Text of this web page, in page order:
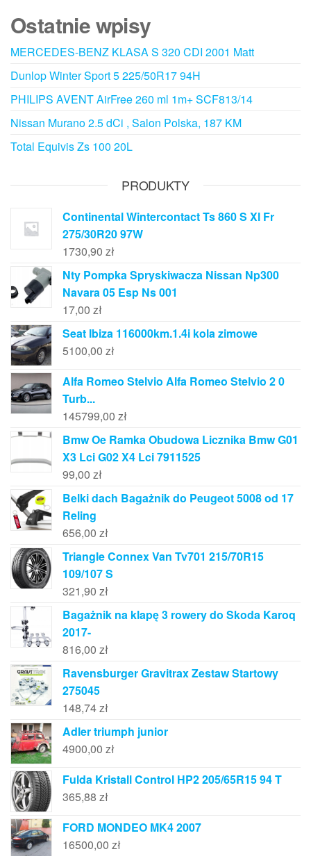
Ostatnie wpisy
MERCEDES-BENZ KLASA S 320 CDI 2001 Matt
Dunlop Winter Sport 5 225/50R17 94H
PHILIPS AVENT AirFree 260 ml 1m+ SCF813/14
Nissan Murano 2.5 dCi , Salon Polska, 187 KM
Total Equivis Zs 100 20L
PRODUKTY
Continental Wintercontact Ts 860 S Xl Fr
275/30R20 97W
1730,90 zł
Nty Pompka Spryskiwacza Nissan Np300
Navara 05 Esp Ns 001
17,00 zł
Seat Ibiza 116000km.1.4i kola zimowe
5100,00 zł
Alfa Romeo Stelvio Alfa Romeo Stelvio 2 0
Turb...
145799,00 zł
Bmw Oe Ramka Obudowa Licznika Bmw G01
X3 Lci G02 X4 Lci 7911525
99,00 zł
Belki dach Bagażnik do Peugeot 5008 od 17
Reling
656,00 zł
Triangle Connex Van Tv701 215/70R15
109/107 S
321,90 zł
Bagażnik na klapę 3 rowery do Skoda Karoq
2017-
816,00 zł
Ravensburger Gravitrax Zestaw Startowy
275045
148,74zł
Adler triumph junior
4900,00 zł
Fulda Kristall Control HP2 205/65R15 94 T
365,88 zł
FORD MONDEO MK4 2007
16500,00 zł